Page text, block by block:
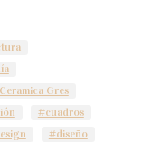
Gres
#cuadros
#diseño